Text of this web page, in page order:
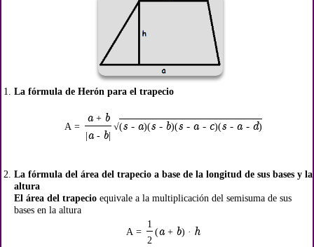
La fórmula de Herón para el trapecio
A =
a+ b
√(s - a)(s - b)(s - a - c)(s - a - d)
|a- b|
La fórmula del área del trapecio a base de la longitud de sus bases y la
altura
El área del trapecio equivale a la multiplicación del semisuma de sus
bases en la altura
A =
1
(a+ b) · h
2